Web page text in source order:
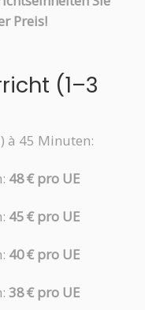
Preis!
(1–3
à 45 Minuten:
48 € pro UE
45 € pro UE
40 € pro UE
38 € pro UE